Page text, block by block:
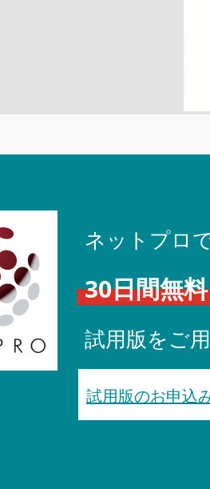
ネットプロ
30日間無料
試用版をご
試用版のお申込